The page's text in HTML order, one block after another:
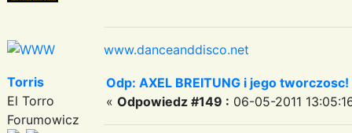
www.danceanddisco.net
Torris
El Torro
Forumowicz
Odp: AXEL BREITUNG i jego
« Odpowiedz #149 : 06-05-2011